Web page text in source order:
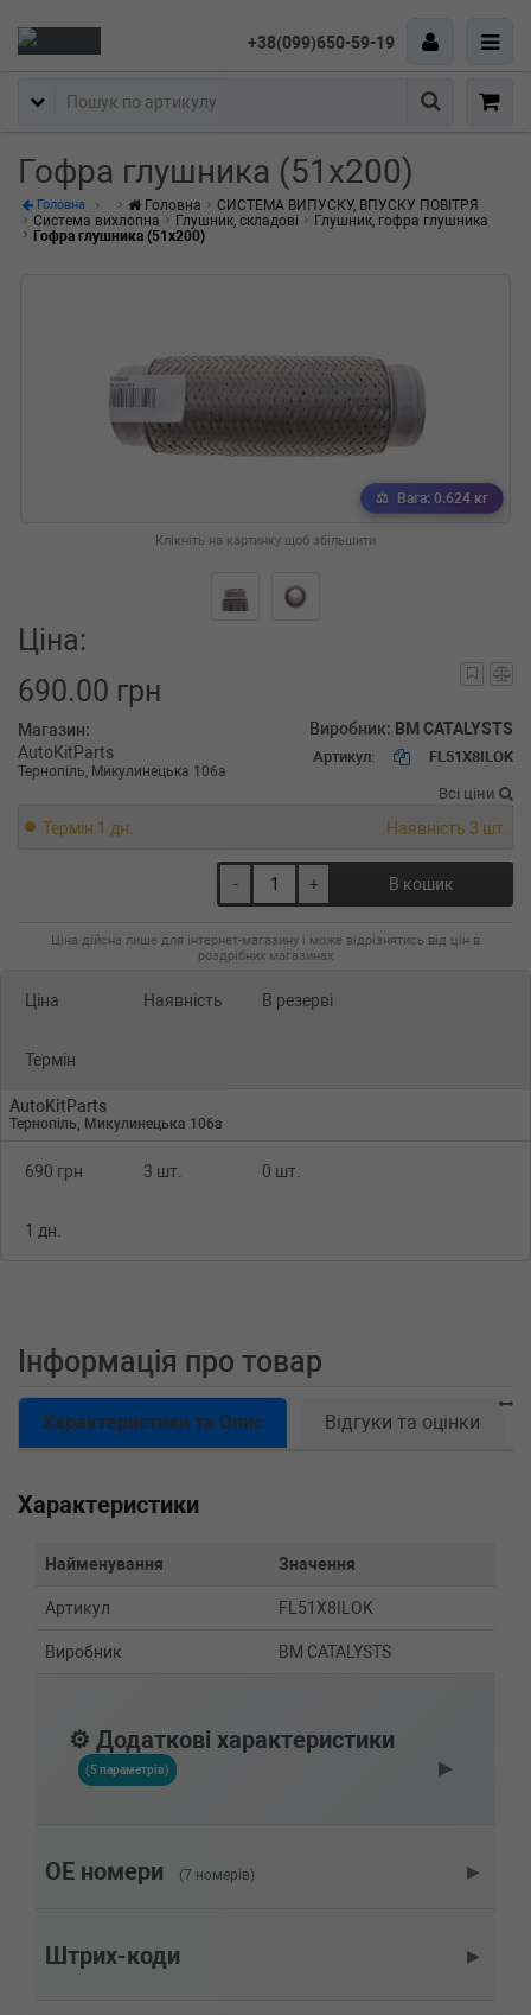
+38(099)650-59-19
Пошук
Гофра глушника (51x200)
Головна Головна
СИСТЕМА ВИПУСКУ, ВПУСКУ ПОВІТРЯ
Система вихлопна
Глушник, складові
Глушник, гофра глушника
Гофра глушника (51x200)
Вага: 0.624 кг
Клікніть на картинку щоб збільшити
Ціна:
690.00 грн
Магазин:
AutoKitParts
Тернопіль, Микулинецька 106а
Виробник: BM CATALYSTS
Артикул: FL51X8ILOK
Всі ціни
Термін 1 дн. Наявність 3 шт.
- + В кошик
Ціна дійсна лише для інтернет-магазину і може відрізнятись від цін в
роздрібних магазинах
Ціна Наявність В резерві
Термін
AutoKitParts
Тернопіль, Микулинецька 106а
690 грн 3 шт. 0 шт.
1 дн.
Інформація про товар
Характеристики та Опис Відгуки та оцінки
Характеристики
Найменування Значення
Артикул FL51X8ILOK
Виробник BM CATALYSTS
⚙️ Додаткові характеристики
(5 параметрів) ▶
OE номери (7 номерів) ▶
Штрих-коди ▶